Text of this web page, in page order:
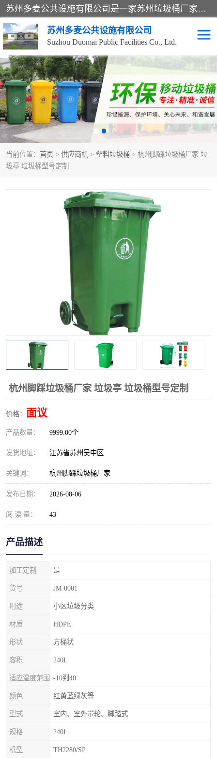
苏州多麦公共设施有限公司是一家苏州垃圾桶厂家，主营：塑料垃圾桶、分类果皮箱、户外园林椅、保安岗亭等产品厂家。全国统一热线电话：17105580222。公司组建完善的团队。设计人员，能根据客户要求，提供适合的设计方案，来满足客户的需求。
苏州多麦公共设施有限公司
Suzhou Duomai Public Facilities Co., Ltd.
当前位置： 首页 > 供应商机 > 塑料垃圾桶 > 杭州脚踩垃圾桶厂家 垃
圾亭 垃圾桶型号定制
杭州脚踩垃圾桶厂家 垃圾亭 垃圾桶型号定制
价格： 面议
产品数量： 9999.00个
发货地址： 江苏省苏州吴中区
关键词： 杭州脚踩垃圾桶厂家
发布日期： 2026-08-06
阅 读 量： 43
产品描述
加工定制 是
货号 JM-0001
用途 小区垃圾分类
材质 HDPE
形状 方桶状
容积 240L
适应温度范围 -10到40
颜色 红黄蓝绿灰等
型式 室内、室外带轮、脚踏式
规格 240L
机型 TH2280/SP
办公室脚踩垃圾桶 保安岗亭
分类果皮箱 公园椅
垃圾分类房 塑料垃圾桶
防疫岗亭 吸烟岗亭